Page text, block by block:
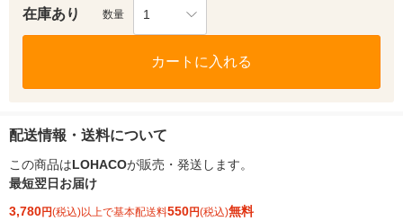
在庫あり 数量 1
カートに入れる
配送情報・送料について
この商品はLOHACOが販売・発送します。
最短翌日お届け
3,780円(税込)以上で基本配送料550円(税込)無料